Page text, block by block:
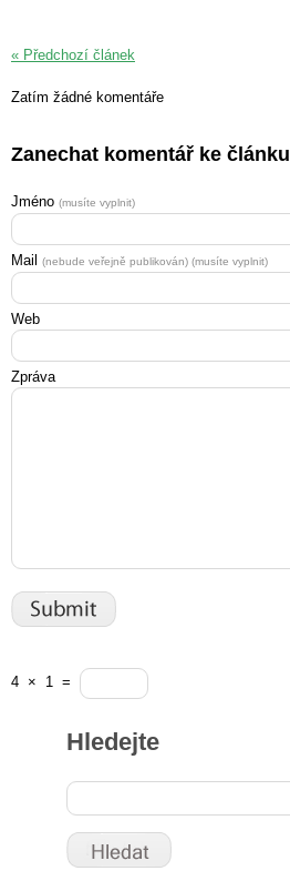
« Předchozí článek
Zatím žádné komentáře
Zanechat komentář ke článku
Jméno (musíte vyplnit)
Mail (nebude veřejně publikován) (musíte vyplnit)
Web
Zpráva
4 × 1 =
Hledejte